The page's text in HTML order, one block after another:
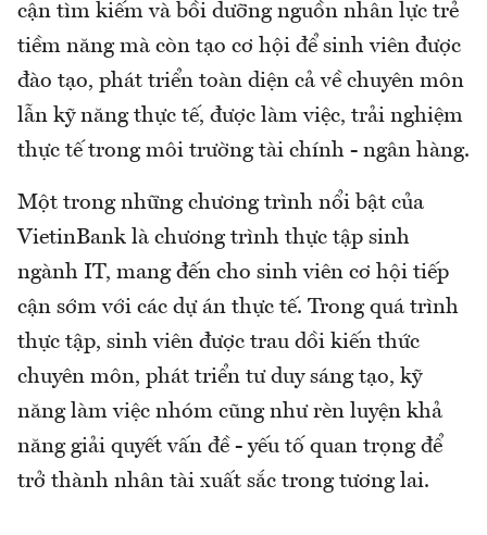
cận tìm kiếm và bồi dưỡng nguồn nhân lực trẻ
tiềm năng mà còn tạo cơ hội để sinh viên được
đào tạo, phát triển toàn diện cả về chuyên môn
lẫn kỹ năng thực tế, được làm việc, trải nghiệm
thực tế trong môi trường tài chính - ngân hàng.
Một trong những chương trình nổi bật của
VietinBank là chương trình thực tập sinh
ngành IT, mang đến cho sinh viên cơ hội tiếp
cận sớm với các dự án thực tế. Trong quá trình
thực tập, sinh viên được trau dồi kiến thức
chuyên môn, phát triển tư duy sáng tạo, kỹ
năng làm việc nhóm cũng như rèn luyện khả
năng giải quyết vấn đề - yếu tố quan trọng để
trở thành nhân tài xuất sắc trong tương lai.